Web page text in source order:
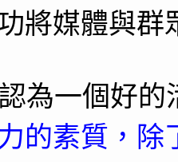
將媒體與
一個好的
的素質，除